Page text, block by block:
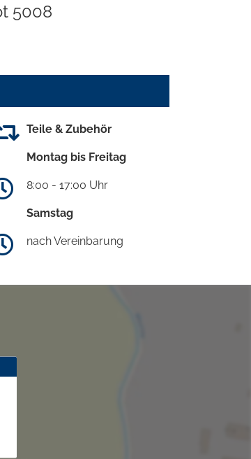
5008
Teile & Zubehör
Montag bis Freitag
8:00 - 17:00 Uhr
Samstag
nach Vereinbarung